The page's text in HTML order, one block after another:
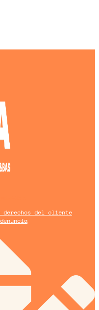
derechos del cliente